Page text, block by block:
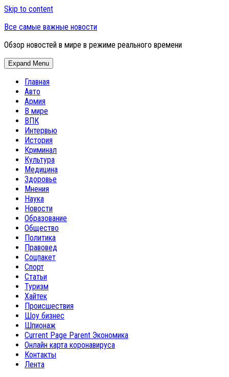
Skip to content
Все самые важные новости
Обзор новостей в мире в режиме реального времени
Expand Menu
Главная
Авто
Армия
В мире
ВПК
Интервью
История
Криминал
Культура
Медицина
Здоровье
Мнения
Наука
Новости
Образование
Общество
Политика
Правовед
Соцпакет
Спорт
Статьи
Туризм
Хайтек
Происшествия
Шоу бизнес
Шпионаж
Current Page Parent Экономика
Онлайн карта коронавируса
Контакты
Лента